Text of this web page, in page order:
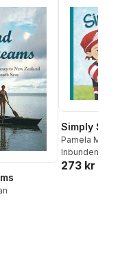
Simply Skye
Pamela Morgan
Inbunden
273 kr